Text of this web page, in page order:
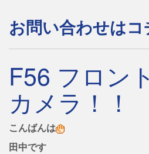
お問い合わせはコ
F56 フロン
カメラ！！
こんばんは
田中です